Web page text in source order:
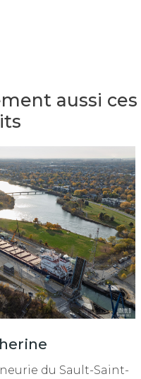
aussi ces
du Sault-Saint-